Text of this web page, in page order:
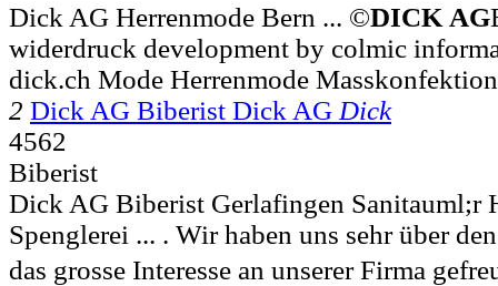
Dick AG Herrenmode Bern ... ©DICK AG
widerdruck development by colmic
dick.ch Mode Herrenmode
2 Dick AG Biberist Dick AG Dick
4562
Biberist
Dick AG Biberist Gerlafingen Sanitauml;r
Spenglerei ... . Wir haben uns sehr über
das grosse Interesse an unserer Firma